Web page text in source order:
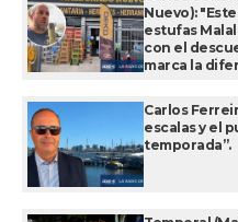
Nuevo):
estufas
con el
marca la
Carlos
escalas y el
temporada”.